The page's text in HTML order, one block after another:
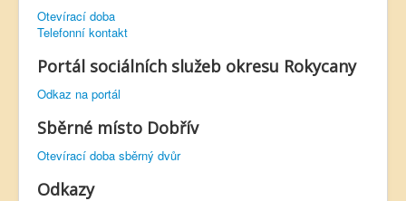
Otevírací doba
Telefonní kontakt
Portál sociálních služeb okresu Rokycany
Odkaz na portál
Sběrné místo Dobřív
Otevírací doba sběrný dvůr
Odkazy